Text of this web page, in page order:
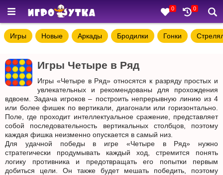
0 0
Игры Новые Аркады Бродилки Гонки
Игры Четыре в Ряд
Игры «Четыре в Ряд» относятся к разряду простых и
увлекательных и рекомендованы для прохождения
вдвоем. Задача игроков – построить непрерывную линию из 4
или более фишек по вертикали, диагонали или горизонтально.
Поле, где проходит интеллектуальное сражение, представляет
собой последовательность вертикальных столбцов, поэтому
каждая фишка неизменно опускается в самый низ.
Для удачной победы в игре «Четыре в Ряд» нужно
стратегически продумывать каждый ход, стремится понять
логику противника и предотвращать его попытки первым
добиться цели. Он также будет мешать победить, поэтому